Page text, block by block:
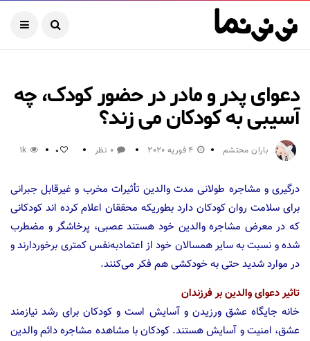
دعوای پدر و مادر در حضور کودک، چه
آسیبی به کودکان می زند؟
باران محتشم 4 فوریه 2020 0 نظر 0
1k
درگیری و مشاجره طولانی مدت والدین تأثیرات مخرب و غیرقابل جبرانی
برای سلامت روان کودکان دارد بطوریکه محققان اعلام کرده اند کودکانی
که در معرض مشاجره والدین خود هستند عصبی، پرخاشگر و مضطرب
شده و نسبت به سایر همسالان خود از اعتمادبه‌نفس کمتری برخوردارند و
در موارد شدید حتی به خودکشی هم فکر می‌کنند.
تاثیر دعوای والدین بر فرزندان
خانه جایگاه عشق ورزیدن و آسایش است و کودکان برای رشد نیازمند
عشق، امنیت و آسایش هستند. کودکان با مشاهده مشاجره دائم والدین